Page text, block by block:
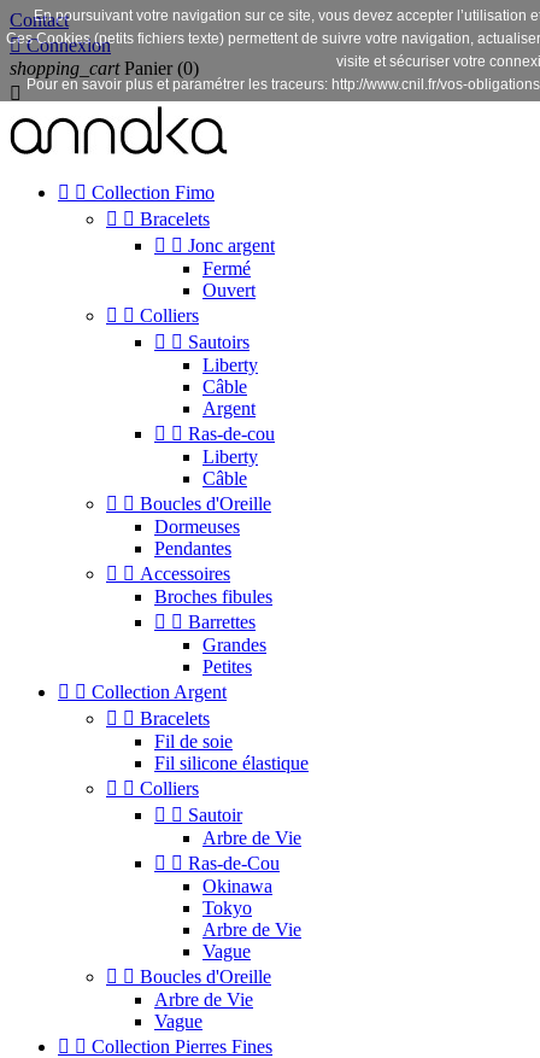
Contact
 Connexion
shopping_cart Panier (0)

  Collection Fimo
  Bracelets
  Jonc argent
Fermé
Ouvert
  Colliers
  Sautoirs
Liberty
Câble
Argent
  Ras-de-cou
Liberty
Câble
  Boucles d'Oreille
Dormeuses
Pendantes
  Accessoires
Broches fibules
  Barrettes
Grandes
Petites
  Collection Argent
  Bracelets
Fil de soie
Fil silicone élastique
  Colliers
  Sautoir
Arbre de Vie
  Ras-de-Cou
Okinawa
Tokyo
Arbre de Vie
Vague
  Boucles d'Oreille
Arbre de Vie
Vague
  Collection Pierres Fines
En poursuivant votre navigation sur ce site, vous devez accepter l’utilisation
Ces Cookies (petits fichiers texte) permettent de suivre votre navigation,
visite et sécuriser votre
Pour en savoir plus et paramétrer les traceurs: http://www.cnil.fr/vos-